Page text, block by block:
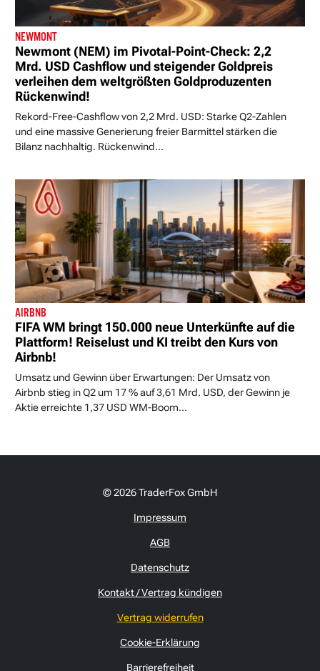
NEWMONT
Newmont (NEM) im Pivotal-Point-Check: 2,2
Mrd. USD Cashflow und steigender Goldpreis
verleihen dem weltgrößten Goldproduzenten
Rückenwind!
Rekord-Free-Cashflow von 2,2 Mrd. USD: Starke Q2-Zahlen
und eine massive Generierung freier Barmittel stärken die
Bilanz nachhaltig. Rückenwind...
AIRBNB
FIFA WM bringt 150.000 neue Unterkünfte auf die
Plattform! Reiselust und KI treibt den Kurs von
Airbnb!
Umsatz und Gewinn über Erwartungen: Der Umsatz von
Airbnb stieg in Q2 um 17 % auf 3,61 Mrd. USD, der Gewinn je
Aktie erreichte 1,37 USD WM-Boom...
© 2026 TraderFox GmbH
Impressum
AGB
Datenschutz
Kontakt / Vertrag kündigen
Vertrag widerrufen
Cookie-Erklärung
Barrierefreiheit